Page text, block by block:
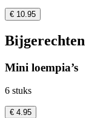
€ 10.95
Bijgerechten
Mini loempia’s
6 stuks
€ 4.95